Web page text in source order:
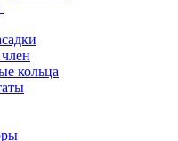
кольца